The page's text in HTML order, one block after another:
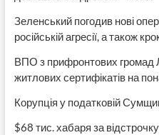
Зеленський погодив нові
російській агресії, а також
ВПО з прифронтових громад
житлових сертифікатів на
Корупція у податковій
$68 тис. хабаря за